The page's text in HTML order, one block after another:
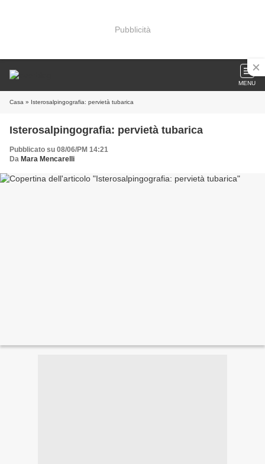
Pubblicità
MENU
Casa » Isterosalpingografia: pervietà tubarica
Isterosalpingografia: pervietà tubarica
Pubblicato su 08/06/PM 14:21
Da Mara Mencarelli